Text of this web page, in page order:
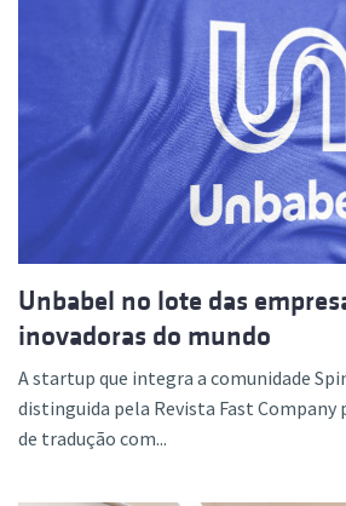
Unbabel no lote das
inovadoras do mundo
A startup que integra a comunidade
distinguida pela Revista Fast
de tradução com...